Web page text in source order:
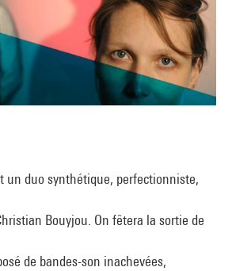
un duo synthétique, perfectionniste,
Bouyjou. On fêtera la sortie de
de bandes-son inachevées,